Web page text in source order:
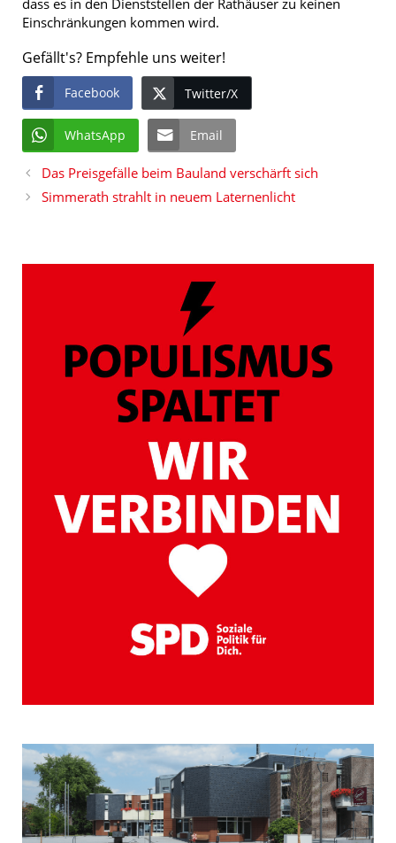
Einschränkungen kommen wird.
Gefällt's? Empfehle uns weiter!
Facebook Twitter/X
WhatsApp Email
Das Preisgefälle beim Bauland verschärft sich
Simmerath strahlt in neuem Laternenlicht